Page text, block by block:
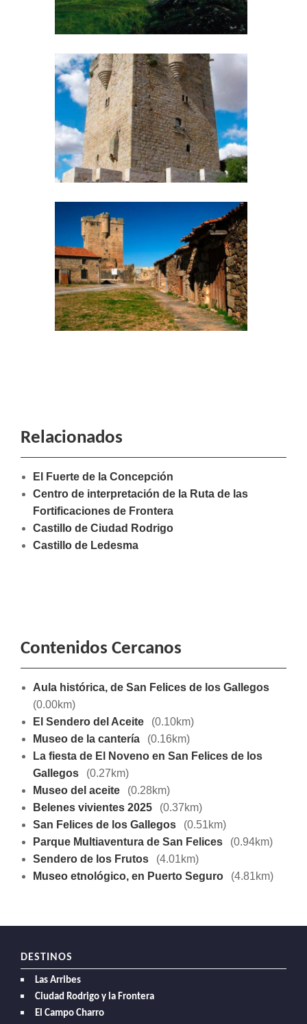
Relacionados
El Fuerte de la Concepción
Centro de interpretación de la Ruta de las
Fortificaciones de Frontera
Castillo de Ciudad Rodrigo
Castillo de Ledesma
Contenidos Cercanos
Aula histórica, de San Felices de los Gallegos
(0.00km)
El Sendero del Aceite
(0.10km)
Museo de la cantería
(0.16km)
La fiesta de El Noveno en San Felices de los
Gallegos
(0.27km)
Museo del aceite
(0.28km)
Belenes vivientes 2025
(0.37km)
San Felices de los Gallegos
(0.51km)
Parque Multiaventura de San Felices
(0.94km)
Sendero de los Frutos
(4.01km)
Museo etnológico, en Puerto Seguro
(4.81km)
DESTINOS
Las Arribes
Ciudad Rodrigo y la Frontera
El Campo Charro